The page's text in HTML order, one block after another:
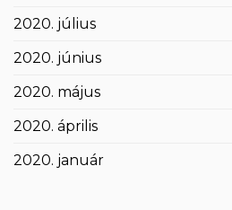
2020. július
2020. június
2020. május
2020. április
2020. január